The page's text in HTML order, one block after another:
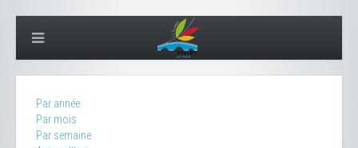
Par année
Par mois
Par semaine